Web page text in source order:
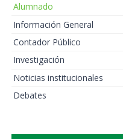
Alumnado
Información General
Contador Público
Investigación
Noticias institucionales
Debates